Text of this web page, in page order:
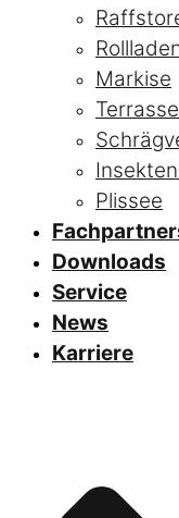
Markise
Plissee
Downloads
Service
News
Karriere